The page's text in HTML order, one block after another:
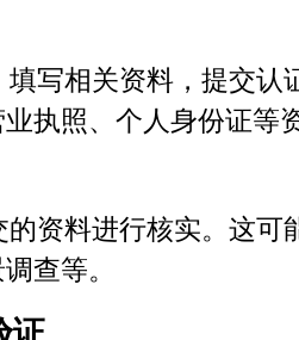
写相关资料，提交认
执照、个人身份证等
资料进行核实。这可
查等。
证